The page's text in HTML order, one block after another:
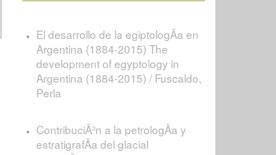
El desarrollo de la egiptologÃ­a en
Argentina (1884-2015) The
development of egyptology in
Argentina (1884-2015) / Fuscaldo,
Perla
ContribuciÃ³n a la petrologÃ­a y
estratigrafÃ­a del glacial